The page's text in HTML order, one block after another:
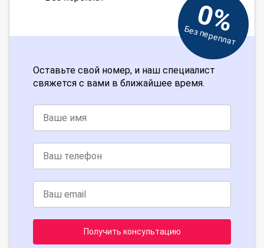
0%
Без переплат
Оставьте свой номер, и наш специалист
свяжется с вами в ближайшее время.
Получить консультацию